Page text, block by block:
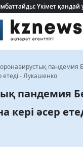
Үкімет қандай
Үкімет қандай
пандемия
етеді - Лукашенко
пандемия
кері әсер